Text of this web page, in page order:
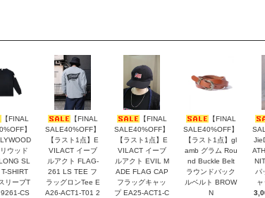
【FINAL
】
ウッド
SL
SHIRT
リーブT
CS
【FINAL
SALE40%OFF】
【ラスト1点】E
VILACT イーブ
ルアクト FLAG-
261 LS TEE フ
ラッグロンTee E
A26-ACT1-T01 2
【FINAL
SALE40%OFF】
【ラスト1点】E
VILACT イーブ
ルアクト EVIL M
ADE FLAG CAP
フラッグキャッ
プ EA25-ACT1-C
【FINAL
SALE40%OFF】
【ラスト1点】gl
amb グラム Rou
nd Buckle Belt
ラウンドバック
ルベルト BROW
N
パ